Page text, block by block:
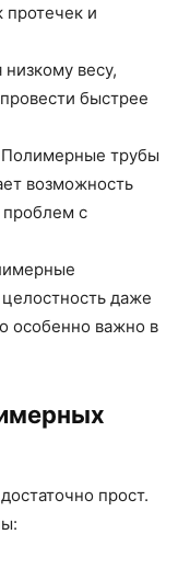
протечек и
низкому весу,
быстрее
Полимерные трубы
возможность
проблем с
даже
особенно важно в
прост.